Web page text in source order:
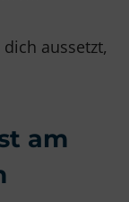
aussetzt,
am